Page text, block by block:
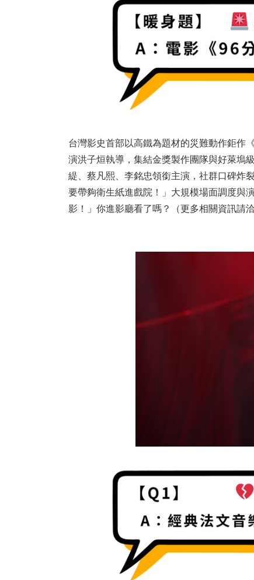
台灣影史首部以高鐵為題材的災難動作鉅作
演洪子烜執導，集結金獎製作團隊與好萊塢
緹、蔡凡熙、李銘忠領銜主演，社群口碑炸
要帶夠衛生紙進戲院！」大規模場面調度與
影！」你進影廳看了嗎？（更多相關資訊請洽